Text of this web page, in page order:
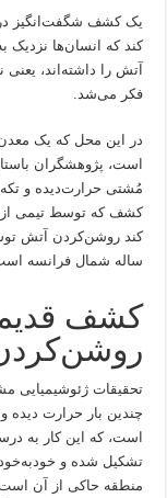
یک کشف شگفت‌انگیز
کند که انسان‌ها نزدیک
فکر می‌شد.
است، پژوهشگران
مُشتی حرارت‌دیده و
کشف که توسط تیمی از
ساله شمال فرانسه
کشف
تحقیقات
است، که این کار به
تشکیل شده و
منطقه حاکی از آن